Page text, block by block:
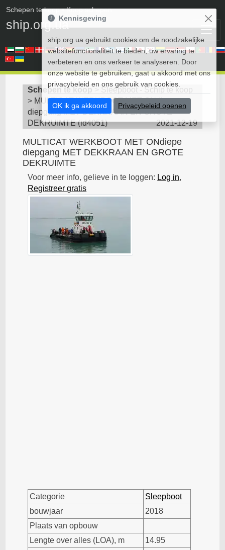
Schepen te koop• Koop schepen
ship.org.ua
Schepen te koop
Sleepboot - Schip te koop
> MULTICAT WERKBOOT MET ONdiepe
diepgang MET DEKKRAAN EN GROTE
DEKRUIMTE(id4051) 2021-12-19
MULTICAT WERKBOOT MET ONdiepe
diepgang MET DEKKRAAN EN GROTE
DEKRUIMTE
Voor meer info, gelieve in te loggen: Log in,
Registreer gratis
Categorie
Sleepboot
bouwjaar
2018
Plaats van opbouw
Lengte over alles (LOA), m
14.95
Kennisgeving
ship.org.ua gebruikt cookies om de noodzakelijke
websitefunctionaliteit te bieden, uw ervaring te
verbeteren en ons verkeer te analyseren. Door
onze website te gebruiken, gaat u akkoord met ons
privacybeleid en ons gebruik van cookies.
OK ik ga akkoord Privacybeleid openen